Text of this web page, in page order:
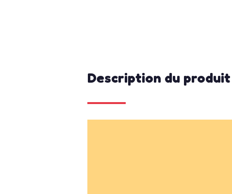
Description du produit